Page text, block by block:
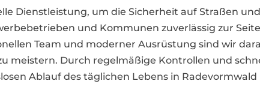
Dienstleistung, um die Sicherheit auf Straßen
und Kommunen zuverlässig zur
Team und moderner Ausrüstung sind wir
meistern. Durch regelmäßige Kontrollen und
Ablauf des täglichen Lebens in